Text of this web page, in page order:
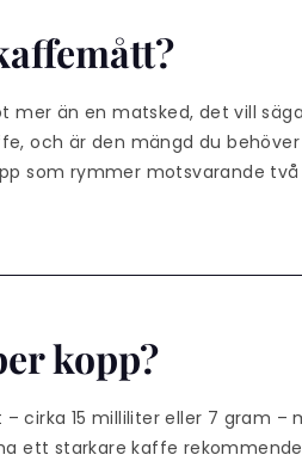
än en matsked, det vill
och är den mängd du
som rymmer motsvarande
kopp?
cirka 15 milliliter eller 7 gram –
ett starkare kaffe